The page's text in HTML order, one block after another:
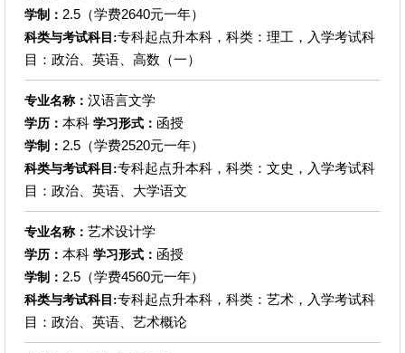
学制： 2.5（学费2640元一年）
科类与考试科目:专科起点升本科，科类：理工，入学考试科
目：政治、英语、高数（一）
专业名称： 汉语言文学
学历： 本科 学习形式： 函授
学制： 2.5（学费2520元一年）
科类与考试科目:专科起点升本科，科类：文史，入学考试科
目：政治、英语、大学语文
专业名称： 艺术设计学
学历： 本科 学习形式： 函授
学制： 2.5（学费4560元一年）
科类与考试科目:专科起点升本科，科类：艺术，入学考试科
目：政治、英语、艺术概论